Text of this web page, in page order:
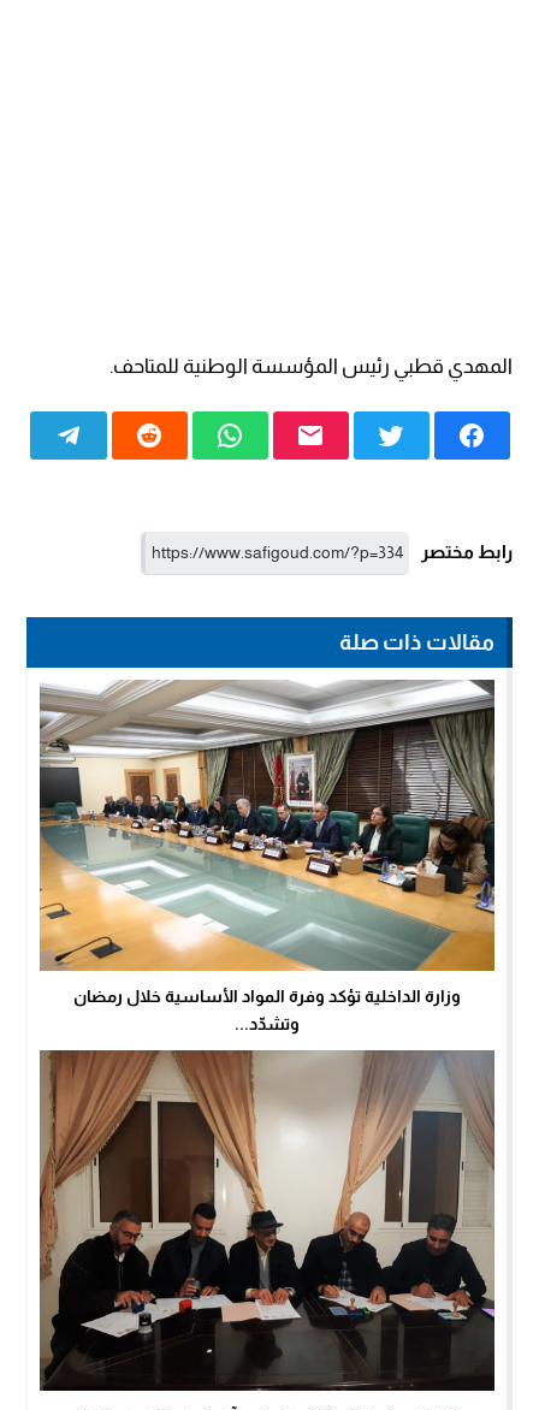
المهدي قطبي رئيس المؤسسة الوطنية للمتاحف.
رابط مختصر
مقالات ذات صلة
وزارة الداخلية تؤكد وفرة المواد الأساسية خلال رمضان
وتشدّد...